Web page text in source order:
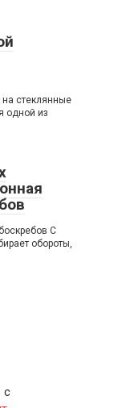
на стеклянные
одной из
С
обороты,
с